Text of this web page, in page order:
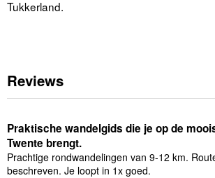
Tukkerland.
Reviews
Praktische wandelgids die je op de
Twente brengt.
Prachtige rondwandelingen van 9-12 km.
beschreven. Je loopt in 1x goed.